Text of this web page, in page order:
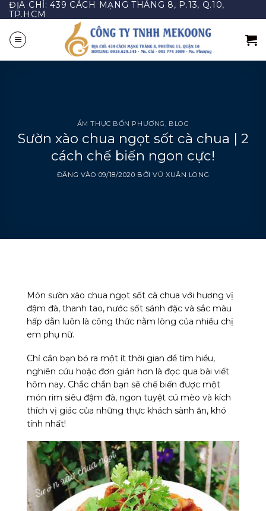
Bỏ
qua
nội
dung
ĐỊA CHỈ: 439 CÁCH MẠNG THÁNG 8, P.13, Q.10,
TP.HCM
ẨM THỰC BỐN PHƯƠNG BLOG
Sườn xào chua ngọt sốt cà chua | 2
cách chế biến ngon cực!
ĐĂNG VÀO 09/18/2020 BỞIVŨ XUÂN LONG
Món sườn xào chua ngọt sốt cà chua với hương vị
đậm đà, thanh tao, nước sốt sánh đặc và sắc màu
hấp dẫn luôn là công thức nằm lòng của nhiều chị
em phụ nữ.
Chỉ cần bạn bỏ ra một ít thời gian để tìm hiểu,
nghiên cứu hoặc đơn giản hơn là đọc qua bài viết
hôm nay. Chắc chắn bạn sẽ chế biến được một
món rim siêu đậm đà, ngon tuyệt cú mèo và kích
thích vị giác của những thực khách sành ăn, khó
tính nhất!